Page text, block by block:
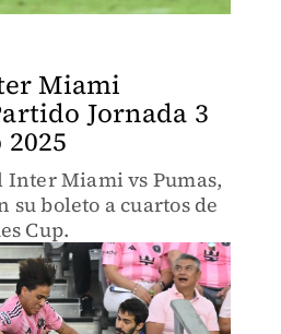
Miami
Jornada 3
Inter Miami vs Pumas,
su boleto a cuartos de
Cup.